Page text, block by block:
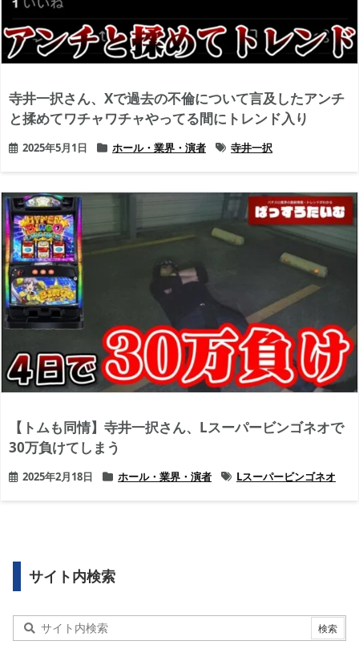
寺井一択さん、Xで過去の不倫について言及したアンチ
と揉めてワチャワチャやってる間にトレンド入り
2025年5月1日 ホール・業界・演者 寺井一択
【トムも同情】寺井一択さん、Lスーパービンゴネオで
30万負けてしまう
2025年2月18日 ホール・業界・演者 Lスーパービンゴネオ
サイト内検索